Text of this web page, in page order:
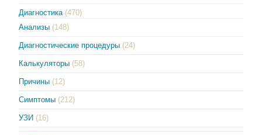
Диагностика (470)
Анализы (148)
Диагностические процедуры (24)
Калькуляторы (58)
Причины (12)
Симптомы (212)
УЗИ (16)